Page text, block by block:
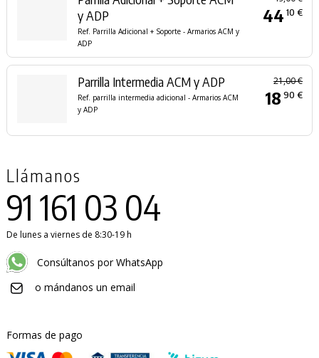
y ADP
Ref. Parrilla Adicional + Soporte - Armarios ACM y
ADP
44 10 €
Parrilla Intermedia ACM y ADP
Ref. parrilla intermedia adicional - Armarios ACM
y ADP
21,00 €
18 90 €
Llámanos
91 161 03 04
De lunes a viernes de 8:30-19 h
Consúltanos por WhatsApp
o mándanos un email
Formas de pago